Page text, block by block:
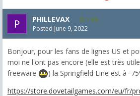
PHILLEVAX 1,405
Posted June 9, 2022
Bonjour, pour les fans de lignes US et
moi ne l'ont pas encore (elle est très
freeware
) la Springfield Line est à -
https://store.dovetailgames.com/eu/fr/